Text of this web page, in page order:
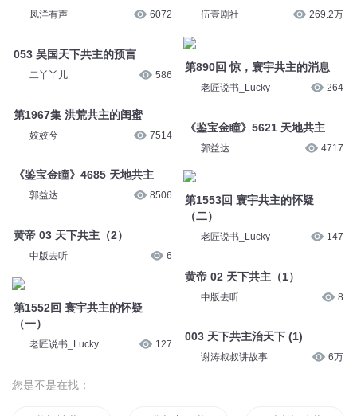
凤洋有声 6072
053 吴国天下共主的预言
二丫丫儿 586
第1967集 洪荒共主的闺蜜
姣姣兮 7514
《鉴宝金瞳》4685 天地共主
郭益达 8506
黄帝 03 天下共主（2）
中版去听 6
第1552回 寰宇共主的怀疑
（一）
老匠说书_Lucky 127
伍壹剧社 269.2万
第890回 惊，寰宇共主的消息
老匠说书_Lucky 264
《鉴宝金瞳》5621 天地共主
郭益达 4717
第1553回 寰宇共主的怀疑
（二）
老匠说书_Lucky 147
黄帝 02 天下共主（1）
中版去听 8
003 天下共主治天下 (1)
谢涛叔叔讲故事 6万
您是不是在找：